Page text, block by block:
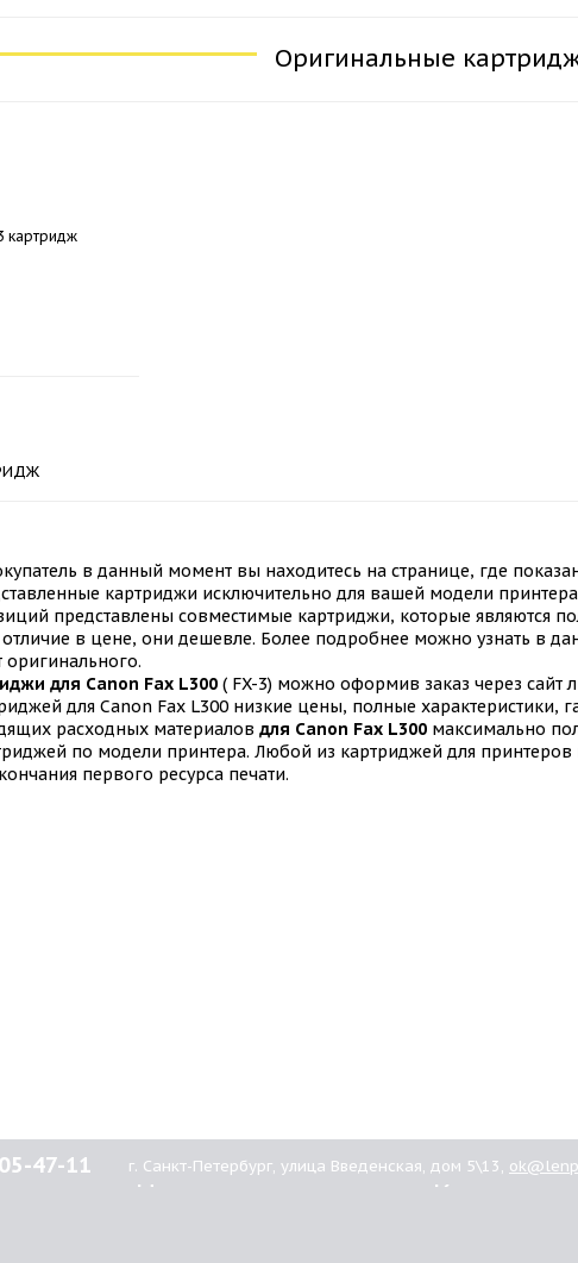
Оригинальные
в данный момент вы находитесь на странице, где
картриджи исключительно для вашей модели
представлены совместимые картриджи, которые являются
в цене, они дешевле. Более подробнее можно узнать в
оригинального.
для Canon Fax L300 ( FX-3) можно оформив заказ через сайт
для Canon Fax L300 низкие цены, полные характеристики,
расходных материалов для Canon Fax L300 максимально
по модели принтера. Любой из картриджей для
первого ресурса печати.
Картриджи
Нашим
47-11 г. Санкт-Петербург, улица Введенская, дом 5\13,